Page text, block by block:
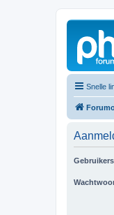
Snelle